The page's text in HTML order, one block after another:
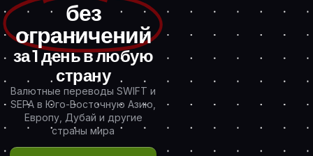
без
ограничений
за 1 день в любую
страну
Валютные переводы SWIFT и
SEPA в Юго-Восточную Азию,
Европу, Дубай и другие
страны мира